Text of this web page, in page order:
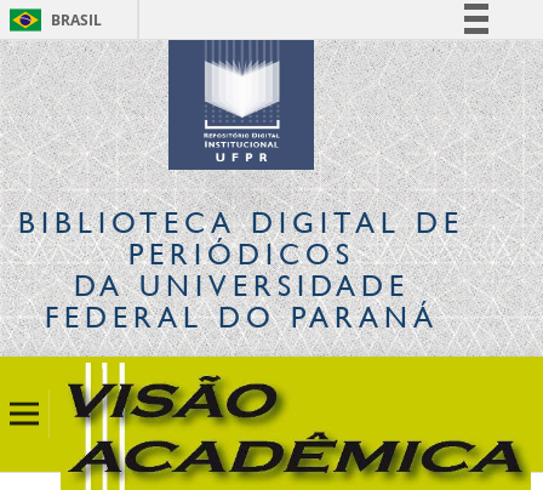
BRASIL
Simplifique!
Comunica BR
Participe
Acesso à informação
Legislação
Canais
BIBLIOTECA DIGITALDE
PERIÓDICOS
DA UNIVERSIDADE
FEDERAL DO PARANÁ